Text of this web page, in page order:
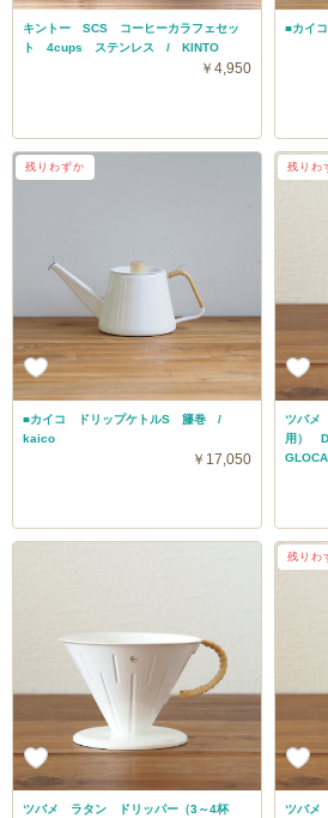
キントー SCS コーヒーカラフェセッ
ト 4cups ステンレス / KINTO
￥4,950
■カイ
■カイコ ドリップケトルS 籐巻 /
kaico
￥17,050
送料無料
残りわずか
ツバメ
用）
残りわ
ツバメ ラタン ドリッパー（3～4杯
ツバメ
残りわ